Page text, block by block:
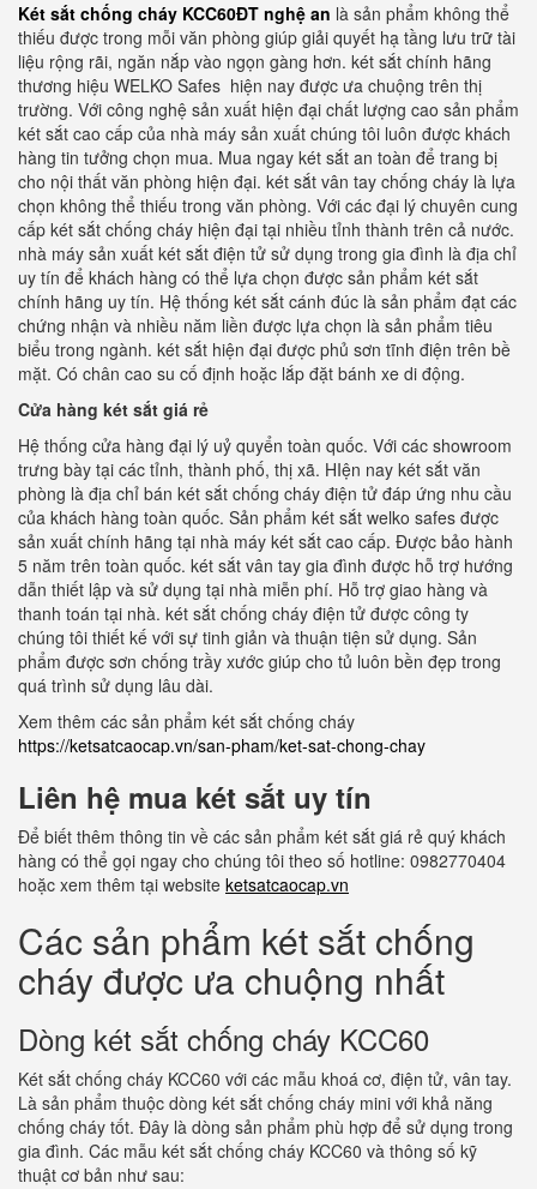
Két sắt chống cháy KCC60ĐT nghệ an là sản phẩm không thể
thiếu được trong mỗi văn phòng giúp giải quyết hạ tầng lưu trữ tài
liệu rộng rãi, ngăn nắp vào ngọn gàng hơn. két sắt chính hãng
thương hiệu WELKO Safes hiện nay được ưa chuộng trên thị
trường. Với công nghệ sản xuất hiện đại chất lượng cao sản phẩm
két sắt cao cấp của nhà máy sản xuất chúng tôi luôn được khách
hàng tin tưởng chọn mua. Mua ngay két sắt an toàn để trang bị
cho nội thất văn phòng hiện đại. két sắt vân tay chống cháy là lựa
chọn không thể thiếu trong văn phòng. Với các đại lý chuyên cung
cấp két sắt chống cháy hiện đại tại nhiều tỉnh thành trên cả nước.
nhà máy sản xuất két sắt điện tử sử dụng trong gia đình là địa chỉ
uy tín để khách hàng có thể lựa chọn được sản phẩm két sắt
chính hãng uy tín. Hệ thống két sắt cánh đúc là sản phẩm đạt các
chứng nhận và nhiều năm liền được lựa chọn là sản phẩm tiêu
biểu trong ngành. két sắt hiện đại được phủ sơn tĩnh điện trên bề
mặt. Có chân cao su cố định hoặc lắp đặt bánh xe di động.
Cửa hàng két sắt giá rẻ
Hệ thống cửa hàng đại lý uỷ quyển toàn quốc. Với các showroom
trưng bày tại các tỉnh, thành phố, thị xã. HIện nay két sắt văn
phòng là địa chỉ bán két sắt chống cháy điện tử đáp ứng nhu cầu
của khách hàng toàn quốc. Sản phẩm két sắt welko safes được
sản xuất chính hãng tại nhà máy két sắt cao cấp. Được bảo hành
5 năm trên toàn quốc. két sắt vân tay gia đình được hỗ trợ hướng
dẫn thiết lập và sử dụng tại nhà miễn phí. Hỗ trợ giao hàng và
thanh toán tại nhà. két sắt chống cháy điện tử được công ty
chúng tôi thiết kế với sự tinh giản và thuận tiện sử dụng. Sản
phẩm được sơn chống trầy xước giúp cho tủ luôn bền đẹp trong
quá trình sử dụng lâu dài.
Xem thêm các sản phẩm két sắt chống cháy
https://ketsatcaocap.vn/san-pham/ket-sat-chong-chay
Liên hệ mua két sắt uy tín
Để biết thêm thông tin về các sản phẩm két sắt giá rẻ quý khách
hàng có thể gọi ngay cho chúng tôi theo số hotline: 0982770404
hoặc xem thêm tại website ketsatcaocap.vn
Các sản phẩm két sắt chống
cháy được ưa chuộng nhất
Dòng két sắt chống cháy KCC60
Két sắt chống cháy KCC60 với các mẫu khoá cơ, điện tử, vân tay.
Là sản phẩm thuộc dòng két sắt chống cháy mini với khả năng
chống cháy tốt. Đây là dòng sản phẩm phù hợp để sử dụng trong
gia đình. Các mẫu két sắt chống cháy KCC60 và thông số kỹ
thuật cơ bản như sau: